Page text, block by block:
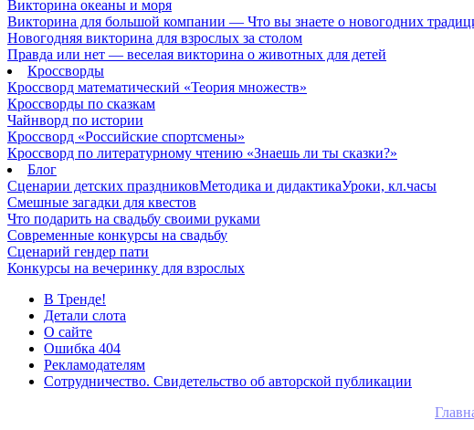
Викторина океаны и моря
Викторина для большой компании — Что вы знаете о новогодних
Новогодняя викторина для взрослых за столом
Правда или нет — веселая викторина о животных для детей
Кроссворды
Кроссворд математический «Теория множеств»
Кроссворды по сказкам
Чайнворд по истории
Кроссворд «Российские спортсмены»
Кроссворд по литературному чтению «Знаешь ли ты сказки?»
Блог
Сценарии детских праздниковМетодика и дидактикаУроки, кл.часы
Смешные загадки для квестов
Что подарить на свадьбу своими руками
Современные конкурсы на свадьбу
Сценарий гендер пати
Конкурсы на вечеринку для взрослых
В Тренде!
Детали слота
О сайте
Ошибка 404
Рекламодателям
Сотрудничество. Свидетельство об авторской публикации